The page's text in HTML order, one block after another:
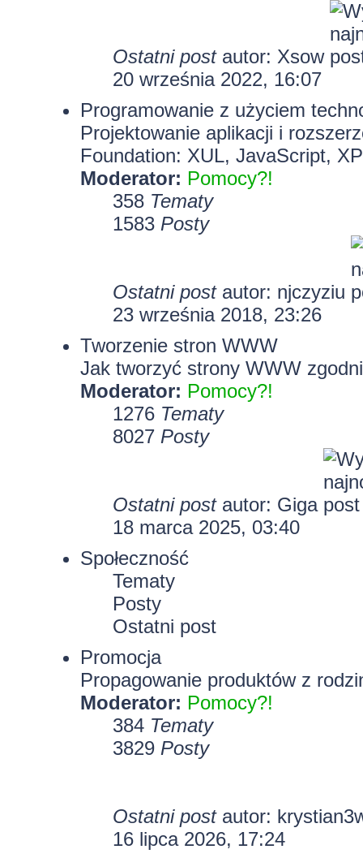
Ostatni postautor: Xsow
20 września 2022, 16:07
Programowanie z użyciem
Projektowanie aplikacji i
Foundation: XUL, JavaScript,
Moderator: Pomocy?!
358 Tematy
1583 Posty
Ostatni postautor: njczyziu
23 września 2018, 23:26
Tworzenie stron WWW
Jak tworzyć strony WWW
Moderator: Pomocy?!
1276 Tematy
8027 Posty
Ostatni postautor: Giga
18 marca 2025, 03:40
Społeczność
Tematy
Posty
Ostatni post
Promocja
Propagowanie produktów z
Moderator: Pomocy?!
384 Tematy
3829 Posty
Ostatni postautor:
16 lipca 2026, 17:24